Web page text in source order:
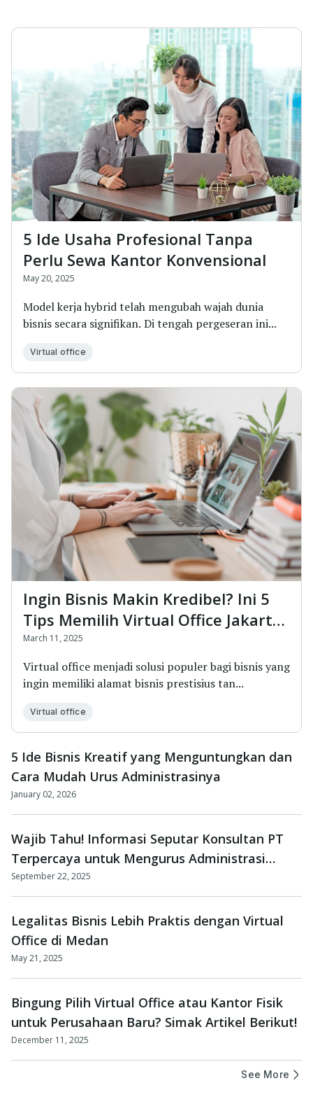
5 Ide Usaha Profesional Tanpa
Perlu Sewa Kantor Konvensional
May 20, 2025
Model kerja hybrid telah mengubah wajah dunia
bisnis secara signifikan. Di tengah pergeseran ini...
Virtual office
Ingin Bisnis Makin Kredibel? Ini 5
Tips Memilih Virtual Office Jakarta
Selatan
March 11, 2025
Virtual office menjadi solusi populer bagi bisnis yang
ingin memiliki alamat bisnis prestisius tan...
Virtual office
5 Ide Bisnis Kreatif yang Menguntungkan dan
Cara Mudah Urus Administrasinya
January 02, 2026
Wajib Tahu! Informasi Seputar Konsultan PT
Terpercaya untuk Mengurus Administrasi
Bisnis
September 22, 2025
Legalitas Bisnis Lebih Praktis dengan Virtual
Office di Medan
May 21, 2025
Bingung Pilih Virtual Office atau Kantor Fisik
untuk Perusahaan Baru? Simak Artikel Berikut!
December 11, 2025
See More